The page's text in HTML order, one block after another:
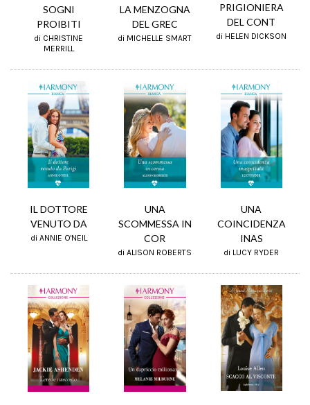
SOGNI
PROIBITI
di CHRISTINE
MERRILL
LA MENZOGNA
DEL GREC
di MICHELLE SMART
PRIGIONIERA
DEL CONT
di HELEN DICKSON
IL DOTTORE
VENUTO DA
di ANNIE O'NEIL
UNA
SCOMMESSA IN
COR
di ALISON ROBERTS
UNA
COINCIDENZA
INAS
di LUCY RYDER